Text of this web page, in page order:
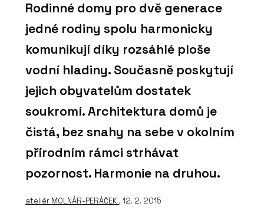
Rodinné domy pro dvě generace
jedné rodiny spolu harmonicky
komunikují díky rozsáhlé ploše
vodní hladiny. Současně poskytují
jejich obyvatelům dostatek
soukromí. Architektura domů je
čistá, bez snahy na sebe v okolním
přírodním rámci strhávat
pozornost. Harmonie na druhou.
ateliér MOLNÁR-PERÁČEK, 12. 2. 2015